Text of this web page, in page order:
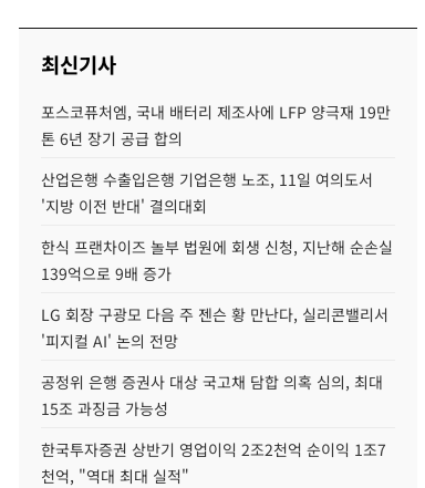
최신기사
포스코퓨처엠, 국내 배터리 제조사에 LFP 양극재 19만
톤 6년 장기 공급 합의
산업은행 수출입은행 기업은행 노조, 11일 여의도서
'지방 이전 반대' 결의대회
한식 프랜차이즈 놀부 법원에 회생 신청, 지난해 순손실
139억으로 9배 증가
LG 회장 구광모 다음 주 젠슨 황 만난다, 실리콘밸리서
'피지컬 AI' 논의 전망
공정위 은행 증권사 대상 국고채 담합 의혹 심의, 최대
15조 과징금 가능성
한국투자증권 상반기 영업이익 2조2천억 순이익 1조7
천억, "역대 최대 실적"